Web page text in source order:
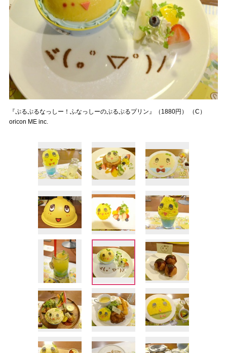
『ぷるぷるなっしー！ふなっしーのぷるぷるプリン』（1880円） （C）
oricon ME inc.